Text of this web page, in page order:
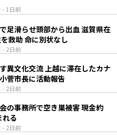
- 1日前
- 2日前
足滑らせ頭部から出血 滋賀県在
救助 命に別状なし
- 2日前
異文化交流 上越に滞在したカナ
菅市長に活動報告
- 2日前
の事務所で空き巣被害 現金約
る